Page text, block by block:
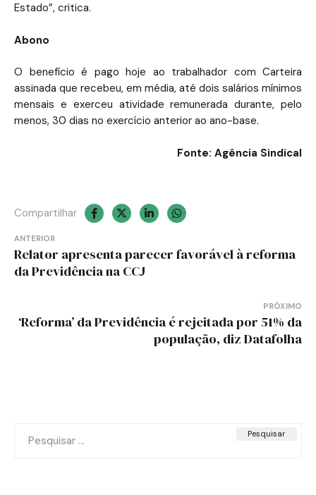
Estado”, critica.
Abono
O benefício é pago hoje ao trabalhador com Carteira
assinada que recebeu, em média, até dois salários mínimos
mensais e exerceu atividade remunerada durante, pelo
menos, 30 dias no exercício anterior ao ano-base.
Fonte: Agência Sindical
Compartilhar
Navegação
de
ANTERIOR
Relator apresenta parecer favorável à reforma
da Previdência na CCJ
PRÓXIMO
‘Reforma’ da Previdência é rejeitada por 51% da
população, diz Datafolha
por: